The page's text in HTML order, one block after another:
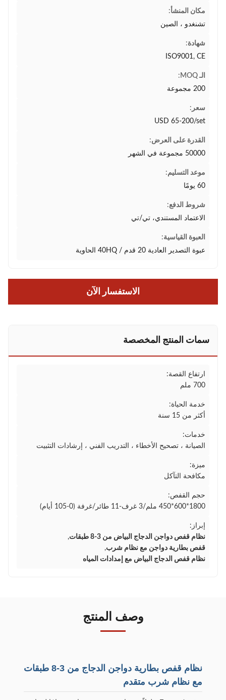
مكان المنشأ:
تشنغدو ، الصين
شهادة:
ISO9001, CE
الـ MOQ:
200 مجموعة
سعر:
USD 65-200/set
القدرة على العرض:
50000 مجموعة في الشهر
موعد التسليم:
60 يومًا
شروط الدفع:
الاعتماد المستندي، تي/تي
العبوة القياسية:
عبوة التصدير العادية 20 قدم / 40HQ الحاوية
الاستفسار الآن
سمات المنتج المخصصة
ارتفاع القصة:
700 ملم
خدمة الحياة:
أكثر من 15 سنة
خدمات:
الصيانة ، تصحيح الأخطاء ، التدريب الفني ، إرشادات التثبيت
ميزة:
مكافحة التآكل
حجم القفص:
1800*600*450 ملم/3 غرف-11 طائر/غرفة (0-105 أيام)
إبراز:
نظام قفص دواجن الدجاج البياض من 3-8 طبقات
,
قفص بطارية دواجن مع نظام شرب,
نظام قفص الدجاج البياض مع إمدادات المياه
وصف المنتج
نظام قفص بطارية دواجن الدجاج من 3-8 طبقات
مع نظام شرب متقدم